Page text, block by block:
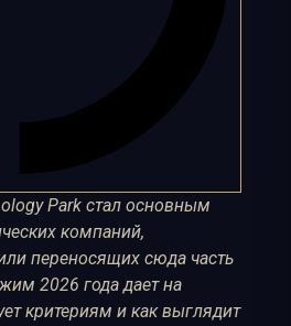
Park стал основным
компаний,
переносящих сюда часть
2026 года дает на
критериям и как выглядит